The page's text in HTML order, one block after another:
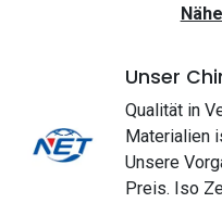
Unser
Qualität in
Materialien
Unsere
Preis. Iso